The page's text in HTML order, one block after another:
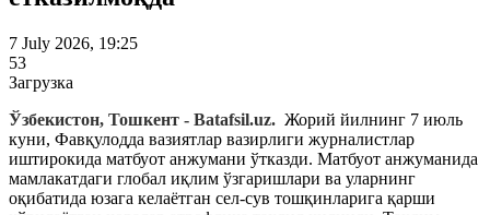
7 July 2026, 19:25
53
Загрузка
Ўзбекистон, Тошкент - Batafsil.uz. Жорий йилнинг 7 июль
куни, Фавқулодда вазиятлар вазирлиги журналистлар
иштирокида матбуот анжумани ўтказди. Матбуот анжуманида
мамлакатдаги глобал иқлим ўзгаришлари ва уларнинг
оқибатида юзага келаётган сел-сув тошқинларига қарши